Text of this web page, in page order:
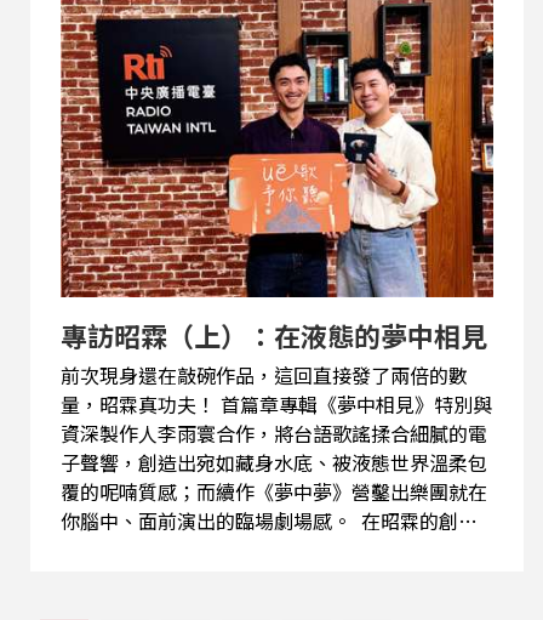
昭霖而言，就像是記錄了他這五年間的人生切片。
春來秋去，日子總是不斷在推移、變化，我們也無
時無刻都面對著萬千交錯的改變。在這樣不斷變動
的生活裡，你有沒有找到那個最真實、不變的「自
己」呢？ （文：筑茵） ⇝收聽心得跟敲碗主題，都
請寄信給我｜snake4radio@rti.org.tw ⇝內克粉專
｜
https://www.facebook.com/HereComesDJSnake
⇝內克ＩＧ｜
https://www.instagram.com/yssnake ⇝昭霖ＩＧ
專訪昭霖（上）：在液態的夢中相見
前次現身還在敲碗作品，這回直接發了兩倍的數
量，昭霖真功夫！ 首篇章專輯《夢中相見》特別與
資深製作人李雨寰合作，將台語歌謠揉合細膩的電
子聲響，創造出宛如藏身水底、被液態世界溫柔包
覆的呢喃質感；而續作《夢中夢》營鑿出樂團就在
你腦中、面前演出的臨場劇場感。 在昭霖的創作